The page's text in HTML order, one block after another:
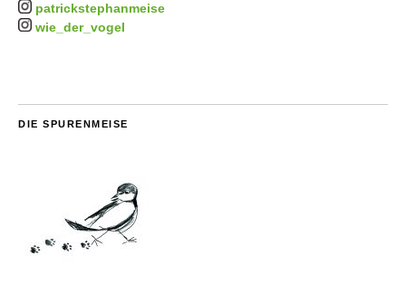
patrickstephanmeise
wie_der_vogel
DIE SPURENMEISE